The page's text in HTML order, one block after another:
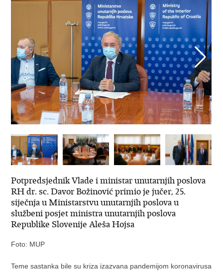
Potpredsjednik Vlade i ministar unutarnjih poslova
RH dr. sc. Davor Božinović primio je jučer, 25.
siječnja u Ministarstvu unutarnjih poslova u
službeni posjet ministra unutarnjih poslova
Republike Slovenije Aleša Hojsa
Foto: MUP
Teme sastanka bile su kriza izazvana pandemijom koronavirusa